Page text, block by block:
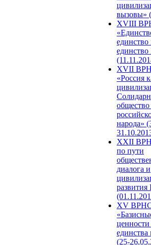
вызовы»
XVIII
единство
единство
XVII
«Россия
народа»
XXII
по пути
диалога и
развития
XV
единства
(25-